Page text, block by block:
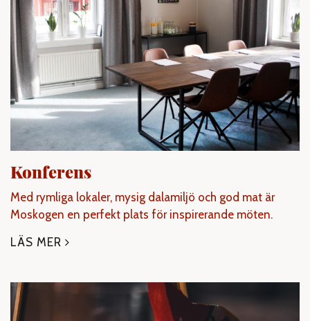
Konferens
Med rymliga lokaler, mysig dalamiljö och god mat är
Moskogen en perfekt plats för inspirerande möten.
LÄS MER